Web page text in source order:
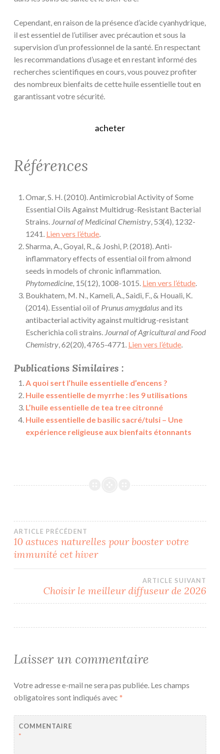
Cependant, en raison de la présence d’acide cyanhydrique,
il est essentiel de l’utiliser avec précaution et sous la
supervision d’un professionnel de la santé. En respectant
les recommandations d’usage et en restant informé des
recherches scientifiques en cours, vous pouvez profiter
des nombreux bienfaits de cette huile essentielle tout en
garantissant votre sécurité.
acheter
Références
Omar, S. H. (2010). Antimicrobial Activity of Some
Essential Oils Against Multidrug-Resistant Bacterial
Strains. Journal of Medicinal Chemistry , 53(4), 1232-
1241. Lien vers l’étude
Sharma, A., Goyal, R., & Joshi, P. (2018). Anti-
inflammatory effects of essential oil from almond
seeds in models of chronic inflammation.
Phytomedicine , 15(12), 1008-1015. Lien vers l’étude
Boukhatem, M. N., Kameli, A., Saidi, F., & Houali, K.
(2014). Essential oil of Prunus amygdalusand its
antibacterial activity against multidrug-resistant
Escherichia coli strains. Journal of Agricultural and Food
Chemistry , 62(20), 4765-4771. Lien vers l’étude
Publications Similaires :
A quoi sert l’huile essentielle d’encens ?
Huile essentielle de myrrhe : les 9 utilisations
L’huile essentielle de tea tree citronné
Huile essentielle de basilic sacré/tulsi – Une
expérience religieuse aux bienfaits étonnants
Navigation
de
l’article
ARTICLE PRÉCÉDENT
10 astuces naturelles pour booster votre
immunité cet hiver
ARTICLE SUIVANT
Choisir le meilleur diffuseur de 2026
Laisser un commentaire
Votre adresse e-mail ne sera pas publiée. Les champs
obligatoires sont indiqués avec *
COMMENTAIRE
*